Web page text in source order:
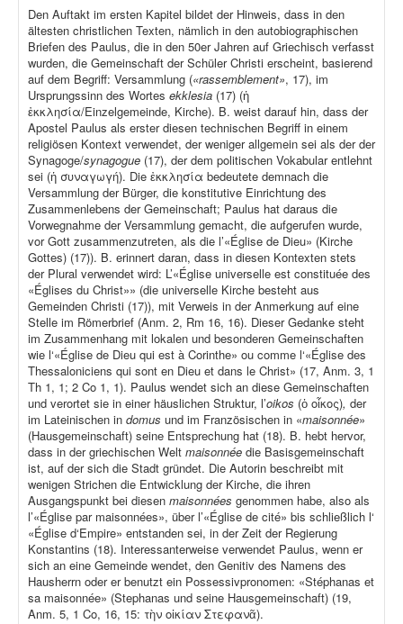
Den Auftakt im ersten Kapitel bildet der Hinweis, dass in den
ältesten christlichen Texten, nämlich in den autobiographischen
Briefen des Paulus, die in den 50er Jahren auf Griechisch verfasst
wurden, die Gemeinschaft der Schüler Christi erscheint, basierend
auf dem Begriff: Versammlung («rassemblement», 17), im
Ursprungssinn des Wortes ekklesia (17) (ἡ
ἐκκλησία/Einzelgemeinde, Kirche). B. weist darauf hin, dass der
Apostel Paulus als erster diesen technischen Begriff in einem
religiösen Kontext verwendet, der weniger allgemein sei als der der
Synagoge/synagogue (17), der dem politischen Vokabular entlehnt
sei (ἡ συναγωγή). Die ἐκκλησία bedeutete demnach die
Versammlung der Bürger, die konstitutive Einrichtung des
Zusammenlebens der Gemeinschaft; Paulus hat daraus die
Vorwegnahme der Versammlung gemacht, die aufgerufen wurde,
vor Gott zusammenzutreten, als die l’«Église de Dieu» (Kirche
Gottes) (17)). B. erinnert daran, dass in diesen Kontexten stets
der Plural verwendet wird: L’«Église universelle est constituée des
«Églises du Christ»» (die universelle Kirche besteht aus
Gemeinden Christi (17)), mit Verweis in der Anmerkung auf eine
Stelle im Römerbrief (Anm. 2, Rm 16, 16). Dieser Gedanke steht
im Zusammenhang mit lokalen und besonderen Gemeinschaften
wie l‘«Église de Dieu qui est à Corinthe» ou comme l‘«Église des
Thessaloniciens qui sont en Dieu et dans le Christ» (17, Anm. 3, 1
Th 1, 1; 2 Co 1, 1). Paulus wendet sich an diese Gemeinschaften
und verortet sie in einer häuslichen Struktur, l’oikos (ὁ οἶκος), der
im Lateinischen in domus und im Französischen in «maisonnée»
(Hausgemeinschaft) seine Entsprechung hat (18). B. hebt hervor,
dass in der griechischen Welt maisonnée die Basisgemeinschaft
ist, auf der sich die Stadt gründet. Die Autorin beschreibt mit
wenigen Strichen die Entwicklung der Kirche, die ihren
Ausgangspunkt bei diesen maisonnées genommen habe, also als
l’«Église par maisonnées», über l’«Église de cité» bis schließlich l‘
«Église d‘Empire» entstanden sei, in der Zeit der Regierung
Konstantins (18). Interessanterweise verwendet Paulus, wenn er
sich an eine Gemeinde wendet, den Genitiv des Namens des
Hausherrn oder er benutzt ein Possessivpronomen: «Stéphanas et
sa maisonnée» (Stephanas und seine Hausgemeinschaft) (19,
Anm. 5, 1 Co, 16, 15: τὴν οἰκίαν Στεφανᾶ).